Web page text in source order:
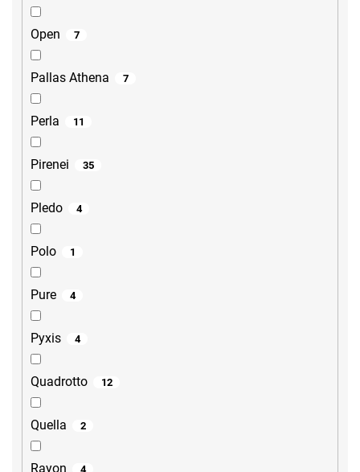
Open 7
Pallas Athena 7
Perla 11
Pirenei 35
Pledo 4
Polo 1
Pure 4
Pyxis 4
Quadrotto 12
Quella 2
Rayon 4